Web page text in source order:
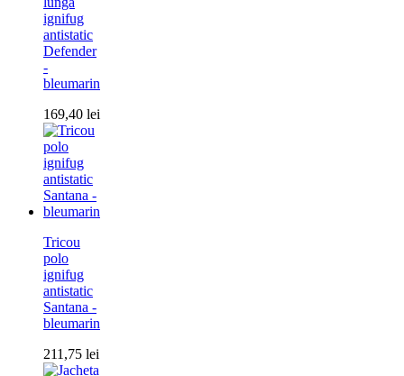
ignifug
antistatic
Defender
-
bleumarin
169,40 lei
Tricou
polo
ignifug
antistatic
Santana -
bleumarin
211,75 lei